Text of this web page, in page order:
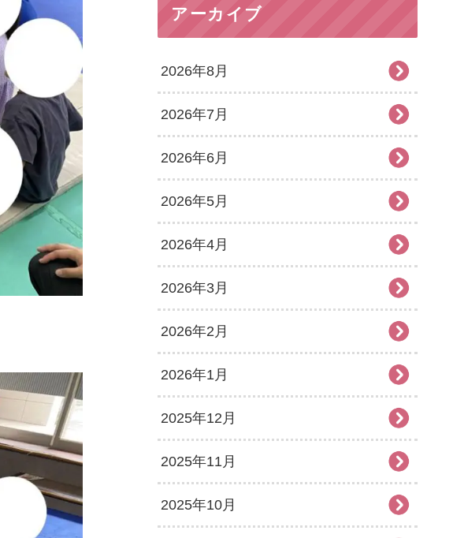
アーカイブ
2026年8月
2026年7月
2026年6月
2026年5月
2026年4月
2026年3月
2026年2月
2026年1月
2025年12月
2025年11月
2025年10月